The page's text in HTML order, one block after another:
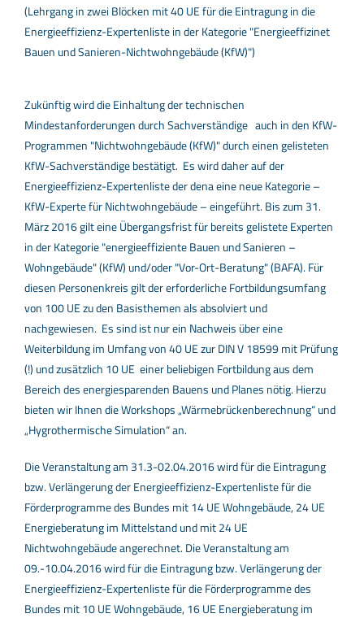
(Lehrgang in zwei Blöcken mit 40 UE für die Eintragung in die
Energieeffizienz-Expertenliste in der Kategorie "Energieeffizinet
Bauen und Sanieren-Nichtwohngebäude (KfW)")
Zukünftig wird die Einhaltung der technischen
Mindestanforderungen durch Sachverständige auch in den KfW-
Programmen "Nichtwohngebäude (KfW)" durch einen gelisteten
KfW-Sachverständige bestätigt. Es wird daher auf der
Energieeffizienz-Expertenliste der dena eine neue Kategorie –
KfW-Experte für Nichtwohngebäude – eingeführt. Bis zum 31.
März 2016 gilt eine Übergangsfrist für bereits gelistete Experten
in der Kategorie "energieeffiziente Bauen und Sanieren –
Wohngebäude" (KfW) und/oder "Vor-Ort-Beratung" (BAFA). Für
diesen Personenkreis gilt der erforderliche Fortbildungsumfang
von 100 UE zu den Basisthemen als absolviert und
nachgewiesen. Es sind ist nur ein Nachweis über eine
Weiterbildung im Umfang von 40 UE zur DIN V 18599 mit Prüfung
(!) und zusätzlich 10 UE einer beliebigen Fortbildung aus dem
Bereich des energiesparenden Bauens und Planes nötig. Hierzu
bieten wir Ihnen die Workshops „Wärmebrückenberechnung“ und
„Hygrothermische Simulation“ an.
Die Veranstaltung am 31.3-02.04.2016 wird für die Eintragung
bzw. Verlängerung der Energieeffizienz-Expertenliste für die
Förderprogramme des Bundes mit 14 UE Wohngebäude, 24 UE
Energieberatung im Mittelstand und mit 24 UE
Nichtwohngebäude angerechnet. Die Veranstaltung am
09.-10.04.2016 wird für die Eintragung bzw. Verlängerung der
Energieeffizienz-Expertenliste für die Förderprogramme des
Bundes mit 10 UE Wohngebäude, 16 UE Energieberatung im